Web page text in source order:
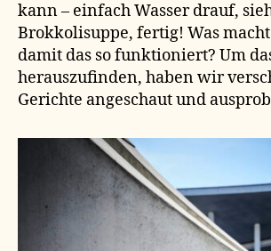
kann – einfach Wasser drauf,
Brokkolisuppe, fertig! Was
damit das so funktioniert? Um
herauszufinden, haben wir
Gerichte angeschaut und